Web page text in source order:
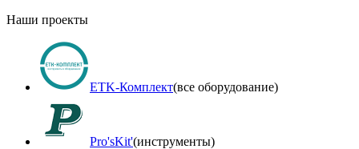
Наши проекты
ETK-Комплект(все оборудование)
Pro'sKit'(инструменты)